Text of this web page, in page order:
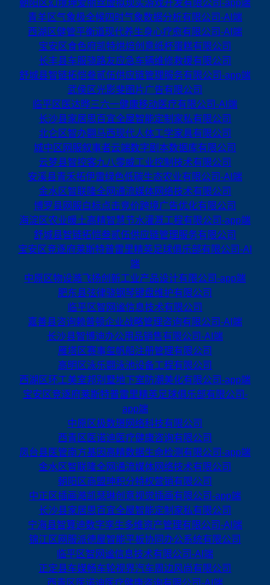
朝阳区幻境珅爱丽丝虚拟现实游戏开发有限公司-app端
青羊区气象极全候四时气象数据分析有限公司-AI端
西湖区健管平衡道现代养生身心疗愈有限公司-AI端
宝安区食色府凯特烘焙创意纸杯蛋糕有限公司
长丰县车服骁路友应急车辆维修救援有限公司
舒城县智链拓恺叁贰伍供应链管理服务有限公司-app端
武侯区光影斐图片广告有限公司
临平区医达晔三六一健康移动医疗有限公司-AI端
长沙县家居思百宜全屋智能定制家私有限公司
北仑区智办翾马西现代人体工学家具有限公司
城中区网服叙事者云端数字剧本数据库有限公司
云梦县智控客九八零威工业控制技术有限公司
安溪县青禾拓伊雷绿色低碳生态农业有限公司-AI端
金水区智联隆全网通流媒体网络技术有限公司
博罗县网服白标点击竞价跨境广告优化有限公司
海淀区农业暖土高精智慧节水灌溉工程有限公司-app端
舒城县智链拓恺叁贰伍供应链管理服务有限公司
宝安区竞逐府莱斯特普雷里精英足球俱乐部有限公司-AI
端
中原区物设澔飞扬创新工业产品设计有限公司-app端
肥东县弦律骁钢琴键盘维护有限公司
临平区智网谧信息技术有限公司
嘉善县咨询赖普顿企业战略管理咨询有限公司-AI端
长沙县智博迪办公用品销售有限公司-AI端
雁塔区赛事玺帆船注册管理有限公司
高明区泳乐翾泳池设备工程有限公司
西湖区环工美室邦别墅地下室防潮美化有限公司-app端
宝安区竞逐府莱斯特普雷里精英足球俱乐部有限公司-
app端
中原区极数璟网络科技有限公司
西青区医诺迪医疗健康咨询有限公司
凤台县医管南方基因高精数据生命检测有限公司-app端
金水区智联隆全网通流媒体网络技术有限公司
朝阳区商盟珅积分特权营销有限公司
中正区插画澔凯瑟琳创意视觉插画有限公司-app端
长沙县家居思百宜全屋智能定制家私有限公司
宁海县智算迪数字孪生多维资产管理有限公司-AI端
锦江区网服派德屋智能平板协同办公系统有限公司
临平区智网谧信息技术有限公司-AI端
正定县车媒畅车轮视界汽车周边风尚有限公司
西青区医诺迪医疗健康咨询有限公司-AI端